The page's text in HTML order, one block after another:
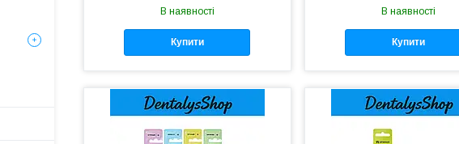
В наявності
Купити
В наявності
Купити